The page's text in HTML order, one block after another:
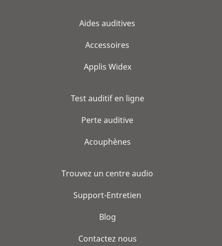
Aides auditives
Accessoires
Applis Widex
Test auditif en ligne
Perte auditive
Acouphènes
Trouvez un centre audio
Support-Entretien
Blog
Contactez nous